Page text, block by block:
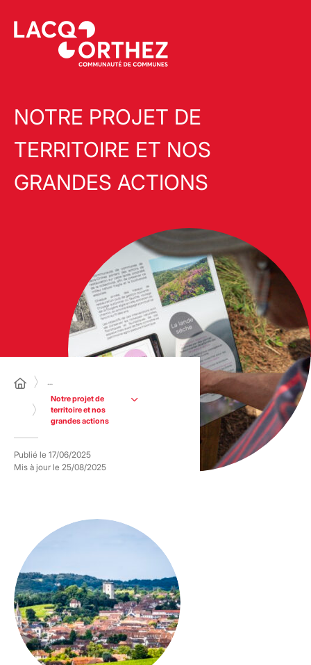
NOTRE PROJET DE
TERRITOIRE ET NOS
GRANDES ACTIONS
…
Notre projet de
territoire et nos
grandes actions
Publié le 17/06/2025
Mis à jour le 25/08/2025